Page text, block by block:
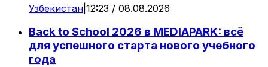
Узбекистан 12:23 / 08.08.2026
Back to School 2026 в MEDIAPARK: всё
для успешного старта нового учебного
года